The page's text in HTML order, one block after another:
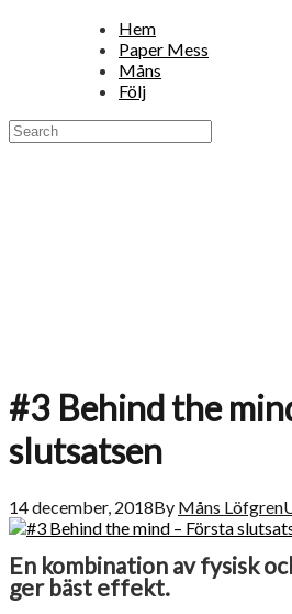
Hem
Paper Mess
Måns
Följ
#3 Behind the
slutsatsen
14 december, 2018By Måns Löfgren
En kombination av fysisk
ger bäst effekt.